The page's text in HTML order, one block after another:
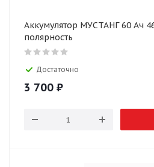
Аккумулятор МУСТАНГ 60 Ач
полярность
Достаточно
3 700 ₽